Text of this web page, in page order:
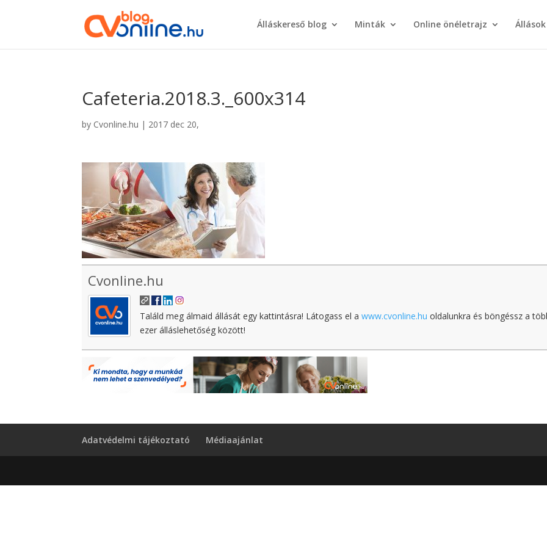
Álláskereső blog Minták Online önéletrajz Állások
Cafeteria.2018.3._600x314
by Cvonline.hu | 2017 dec 20,
Cvonline.hu
Találd meg álmaid állását egy kattintásra! Látogass el awww.cvonline.hu oldalunkra és böngéssz a
ezer álláslehetőség között!
Adatvédelmi tájékoztató Médiaajánlat